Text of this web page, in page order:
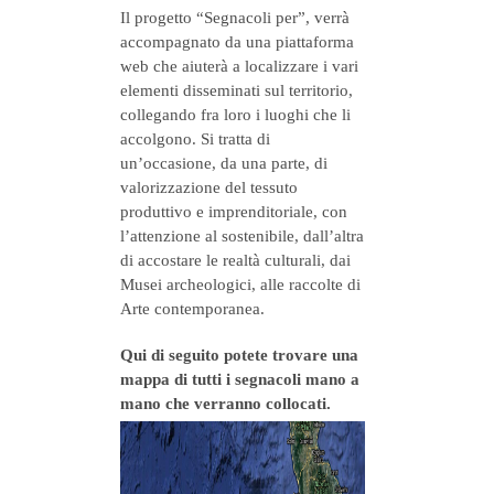
Il progetto “Segnacoli per”, verrà
accompagnato da una piattaforma
web che aiuterà a localizzare i vari
elementi disseminati sul territorio,
collegando fra loro i luoghi che li
accolgono. Si tratta di
un’occasione, da una parte, di
valorizzazione del tessuto
produttivo e imprenditoriale, con
l’attenzione al sostenibile, dall’altra
di accostare le realtà culturali, dai
Musei archeologici, alle raccolte di
Arte contemporanea.
Qui di seguito potete trovare una
mappa di tutti i segnacoli mano a
mano che verranno collocati.